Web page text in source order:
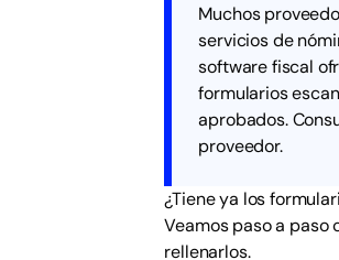
Muchos
servicios de
software fiscal
formularios
aprobados.
proveedor.
¿Tiene ya los
Veamos paso a paso
rellenarlos.